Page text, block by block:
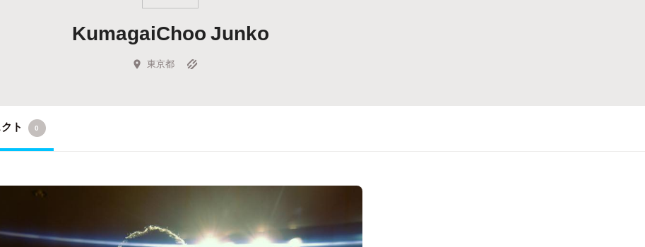
Feature
キュレーターから探す
KumagaiChoo Junko
東京都
ト 0